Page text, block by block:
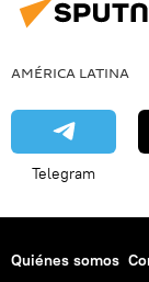
AMÉRICA LATINA
Telegram
Quiénes somos